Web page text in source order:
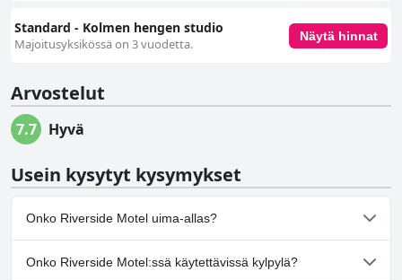
Standard - Kolmen hengen studio
Majoitusyksikössä on 3 vuodetta.
Näytä hinnat
Arvostelut
7.7 Hyvä
Usein kysytyt kysymykset
Onko Riverside Motel uima-allas?
Kyllä, Riverside Motel:ssä on uima-allas/altaita, jotka kuuluvat
yhteen tai useampaan seuraavista luokista: Ulkouima-allas.
Onko Riverside Motel:ssä käytettävissä kylpylä?